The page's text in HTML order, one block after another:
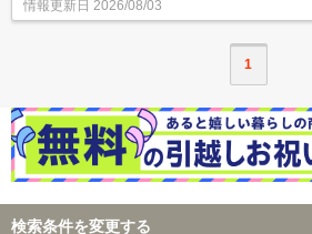
情報更新日 2026/08/03
1
検索条件を変更する